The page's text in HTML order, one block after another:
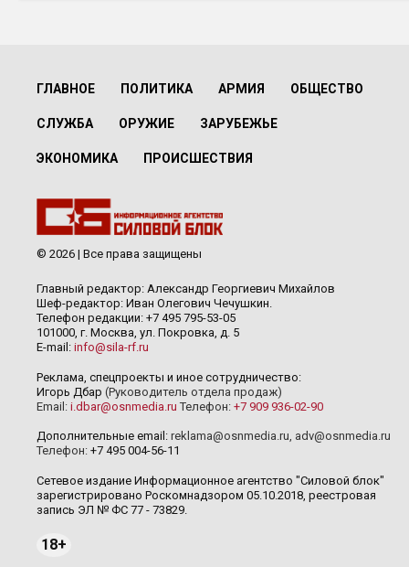
ГЛАВНОЕ ПОЛИТИКА АРМИЯ ОБЩЕСТВО
СЛУЖБА ОРУЖИЕ ЗАРУБЕЖЬЕ
ЭКОНОМИКА ПРОИСШЕСТВИЯ
© 2026 | Все права защищены
Главный редактор: Александр Георгиевич Михайлов
Шеф-редактор: Иван Олегович Чечушкин.
Телефон редакции: +7 495 795-53-05
101000, г. Москва, ул. Покровка, д. 5
E-mail: info@sila-rf.ru
Реклама, спецпроекты и иное сотрудничество:
Игорь Дбар (Руководитель отдела продаж)
Email: i.dbar@osnmedia.ru Телефон: +7 909 936-02-90
Дополнительные email: reklama@osnmedia.ru, adv@osnmedia.ru
Телефон: +7 495 004-56-11
Сетевое издание Информационное агентство "Силовой блок"
зарегистрировано Роскомнадзором 05.10.2018, реестровая
запись ЭЛ № ФС 77 - 73829.
18+